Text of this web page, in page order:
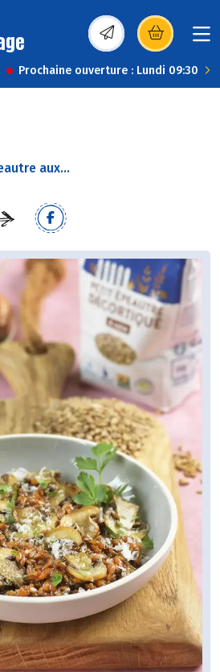
(s’ouvre dans une
Prochaine ouverture : Lundi 09:30
aux...